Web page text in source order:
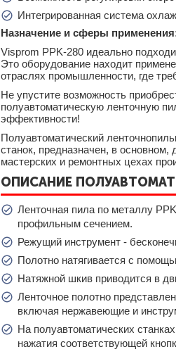
Интегрированная система
Назначение и сферы
Visprom PPK-280 идеально
Это оборудование находит
отраслях промышленности, где
Не упустите возможность
полуавтоматическую ленточную
эффективности!
Полуавтоматический
станок, предназначен, в
мастерских и ремонтных цехах
ОПИСАНИЕ
Ленточная пила по металлу
профильным сечением.
Режущий инструмент -
Полотно натягивается с
Натяжной шкив приводится в
Ленточное полотно
включая нержавеющие и
На полуавтоматических
нажатия соответствующей